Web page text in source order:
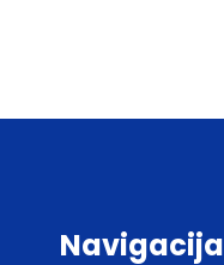
Navigacija